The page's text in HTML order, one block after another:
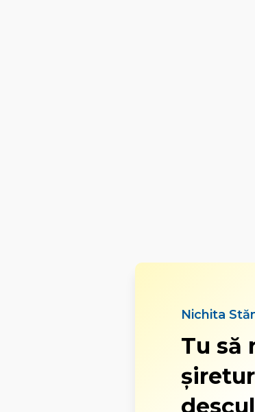
Nichita
Tu să